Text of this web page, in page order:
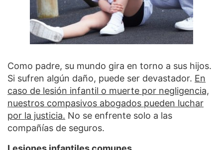
Como padre, su mundo gira en torno a sus hijos.
Si sufren algún daño, puede ser devastador. En
caso de lesión infantil o muerte por negligencia,
nuestros compasivos abogados pueden luchar
por la justicia. No se enfrente solo a las
compañías de seguros.